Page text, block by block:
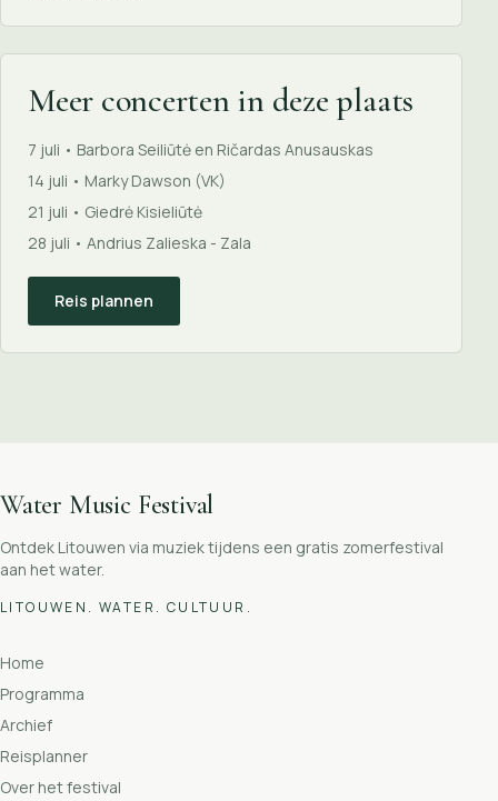
Meer concerten in deze plaats
7 juli • Barbora Seiliūtė en Ričardas Anusauskas
14 juli • Marky Dawson (VK)
21 juli • Giedrė Kisieliūtė
28 juli • Andrius Zalieska - Zala
Reis plannen
Water Music Festival
Ontdek Litouwen via muziek tijdens een gratis zomerfestival
aan het water.
LITOUWEN. WATER. CULTUUR.
Home
Programma
Archief
Reisplanner
Over het festival